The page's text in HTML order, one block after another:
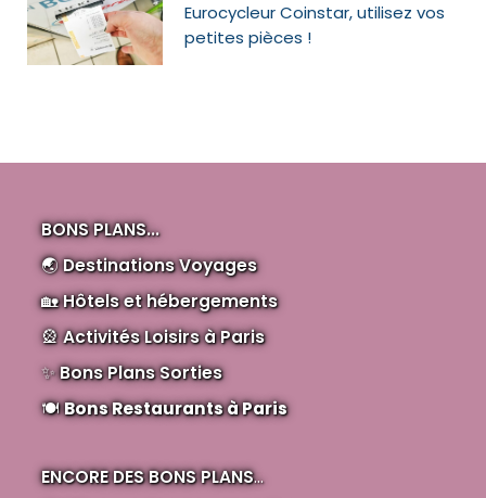
Eurocycleur Coinstar, utilisez vos
petites pièces !
BONS PLANS...
🌏Destinations Voyages
🏡Hôtels et hébergements
🎡Activités Loisirs à Paris
✨Bons Plans Sorties
🍽️Bons Restaurants à Paris
ENCORE DES BONS PLANS...